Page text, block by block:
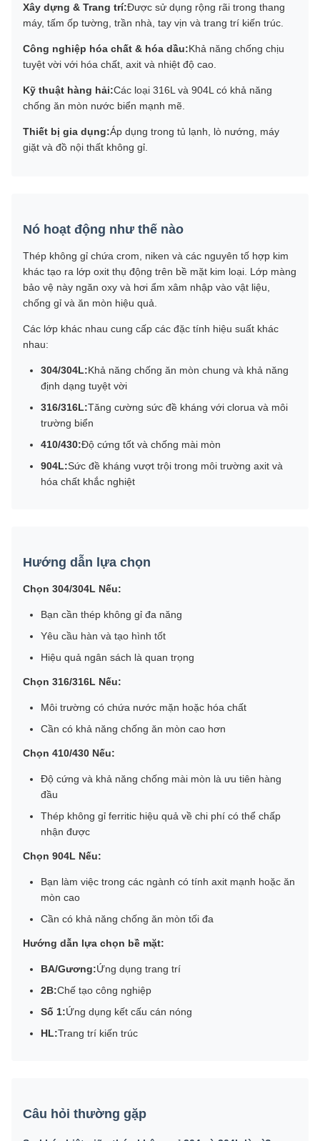
Xây dựng & Trang trí:Được sử dụng rộng rãi trong thang
máy, tấm ốp tường, trần nhà, tay vịn và trang trí kiến ​​trúc.
Công nghiệp hóa chất & hóa dầu:Khả năng chống chịu
tuyệt vời với hóa chất, axit và nhiệt độ cao.
Kỹ thuật hàng hải:Các loại 316L và 904L có khả năng
chống ăn mòn nước biển mạnh mẽ.
Thiết bị gia dụng:Áp dụng trong tủ lạnh, lò nướng, máy
giặt và đồ nội thất không gỉ.
Nó hoạt động như thế nào
Thép không gỉ chứa crom, niken và các nguyên tố hợp kim
khác tạo ra lớp oxit thụ động trên bề mặt kim loại. Lớp màng
bảo vệ này ngăn oxy và hơi ẩm xâm nhập vào vật liệu,
chống gỉ và ăn mòn hiệu quả.
Các lớp khác nhau cung cấp các đặc tính hiệu suất khác
nhau:
304/304L:Khả năng chống ăn mòn chung và khả năng
định dạng tuyệt vời
316/316L:Tăng cường sức đề kháng với clorua và môi
trường biển
410/430:Độ cứng tốt và chống mài mòn
904L:Sức đề kháng vượt trội trong môi trường axit và
hóa chất khắc nghiệt
Hướng dẫn lựa chọn
Chọn 304/304L Nếu:
Bạn cần thép không gỉ đa năng
Yêu cầu hàn và tạo hình tốt
Hiệu quả ngân sách là quan trọng
Chọn 316/316L Nếu:
Môi trường có chứa nước mặn hoặc hóa chất
Cần có khả năng chống ăn mòn cao hơn
Chọn 410/430 Nếu:
Độ cứng và khả năng chống mài mòn là ưu tiên hàng
đầu
Thép không gỉ ferritic hiệu quả về chi phí có thể chấp
nhận được
Chọn 904L Nếu:
Bạn làm việc trong các ngành có tính axit mạnh hoặc ăn
mòn cao
Cần có khả năng chống ăn mòn tối đa
Hướng dẫn lựa chọn bề mặt:
BA/Gương:Ứng dụng trang trí
2B:Chế tạo công nghiệp
Số 1:Ứng dụng kết cấu cán nóng
HL:Trang trí kiến ​​trúc
Câu hỏi thường gặp